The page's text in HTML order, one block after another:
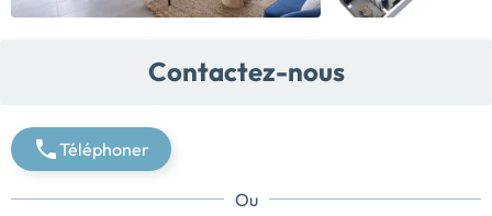
Contactez-nous
Téléphoner
Ou